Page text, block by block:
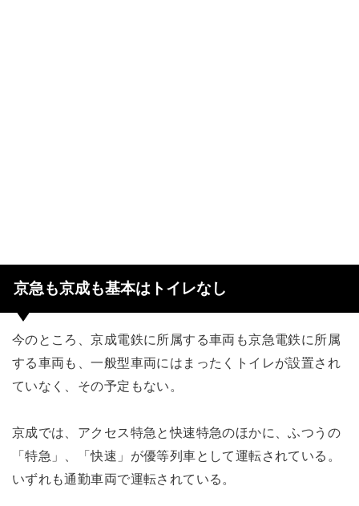
京急も京成も基本はトイレなし
今のところ、京成電鉄に所属する車両も京急電鉄に所属
する車両も、一般型車両にはまったくトイレが設置され
ていなく、その予定もない。
京成では、アクセス特急と快速特急のほかに、ふつうの
「特急」、「快速」が優等列車として運転されている。
いずれも通勤車両で運転されている。